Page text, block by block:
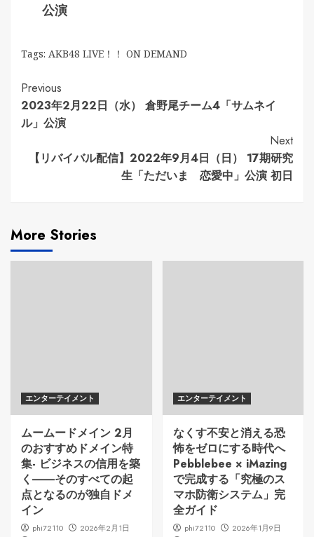
公演
Tags: AKB48 LIVE！！ ON DEMAND
Continue
Reading
Previous
2023年2月22日（水） 倉野尾チーム4「サムネイ
ル」公演
Next
【リバイバル配信】2022年9月4日（日） 17期研究
生「ただいま 恋愛中」公演 初日
More Stories
エンターテイメント
ムームードメイン 2月
のおすすめドメイン特
集- ビジネスの信用を築
く――そのすべての起
点となるのが独自ドメ
イン
phi72110
2026年2月1日
エンターテイメント
なくす不安と消える恐
怖をゼロにする時代へ
Pebblebee × iMazing
で完成する「究極のス
マホ防衛システム」完
全ガイド
phi72110
2026年1月9日